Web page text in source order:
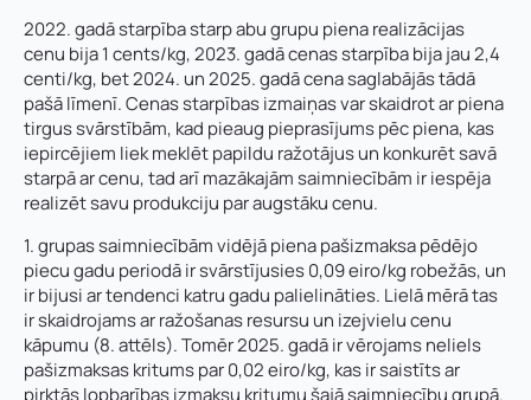
2022. gadā starpība starp abu grupu piena realizācijas
cenu bija 1 cents/kg, 2023. gadā cenas starpība bija jau 2,4
centi/kg, bet 2024. un 2025. gadā cena saglabājās tādā
pašā līmenī. Cenas starpības izmaiņas var skaidrot ar piena
tirgus svārstībām, kad pieaug pieprasījums pēc piena, kas
iepircējiem liek meklēt papildu ražotājus un konkurēt savā
starpā ar cenu, tad arī mazākajām saimniecībām ir iespēja
realizēt savu produkciju par augstāku cenu.
1. grupas saimniecībām vidējā piena pašizmaksa pēdējo
piecu gadu periodā ir svārstījusies 0,09 eiro/kg robežās, un
ir bijusi ar tendenci katru gadu palielināties. Lielā mērā tas
ir skaidrojams ar ražošanas resursu un izejvielu cenu
kāpumu (8. attēls). Tomēr 2025. gadā ir vērojams neliels
pašizmaksas kritums par 0,02 eiro/kg, kas ir saistīts ar
pirktās lopbarības izmaksu kritumu šajā saimniecību grupā.